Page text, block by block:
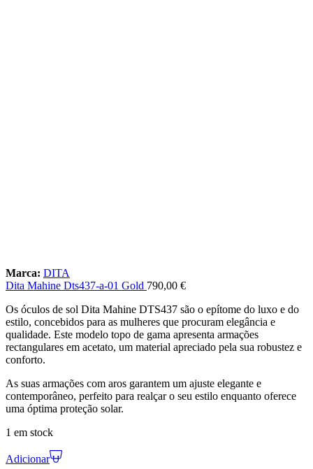
Marca: DITA
Dita Mahine Dts437-a-01 Gold 790,00 €
Os óculos de sol Dita Mahine DTS437 são o epítome do luxo e do
estilo, concebidos para as mulheres que procuram elegância e
qualidade. Este modelo topo de gama apresenta armações
rectangulares em acetato, um material apreciado pela sua robustez e
conforto.
As suas armações com aros garantem um ajuste elegante e
contemporâneo, perfeito para realçar o seu estilo enquanto oferece
uma óptima proteção solar.
1 em stock
Adicionar